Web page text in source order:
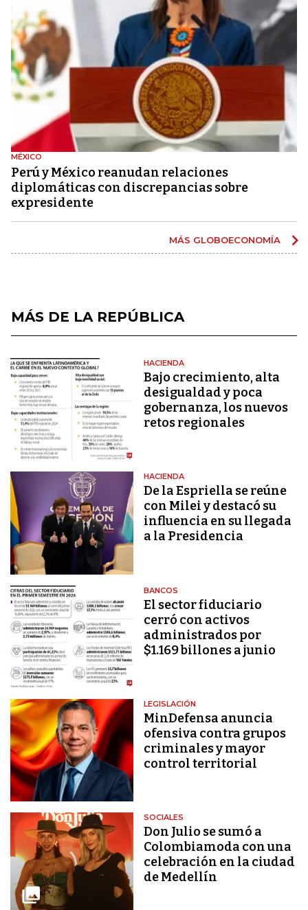
MÉXICO
Perú y México reanudan relaciones
diplomáticas con discrepancias sobre
expresidente
MÁS GLOBOECONOMÍA
MÁS DE LA REPÚBLICA
HACIENDA
Bajo crecimiento, alta
desigualdad y poca
gobernanza, los nuevos
retos regionales
HACIENDA
De la Espriella se reúne
con Milei y destacó su
influencia en su llegada
a la Presidencia
BANCOS
El sector fiduciario
cerró con activos
administrados por
$1.169 billones a junio
LEGISLACIÓN
MinDefensa anuncia
ofensiva contra grupos
criminales y mayor
control territorial
SOCIALES
Don Julio se sumó a
Colombiamoda con una
celebración en la ciudad
de Medellín